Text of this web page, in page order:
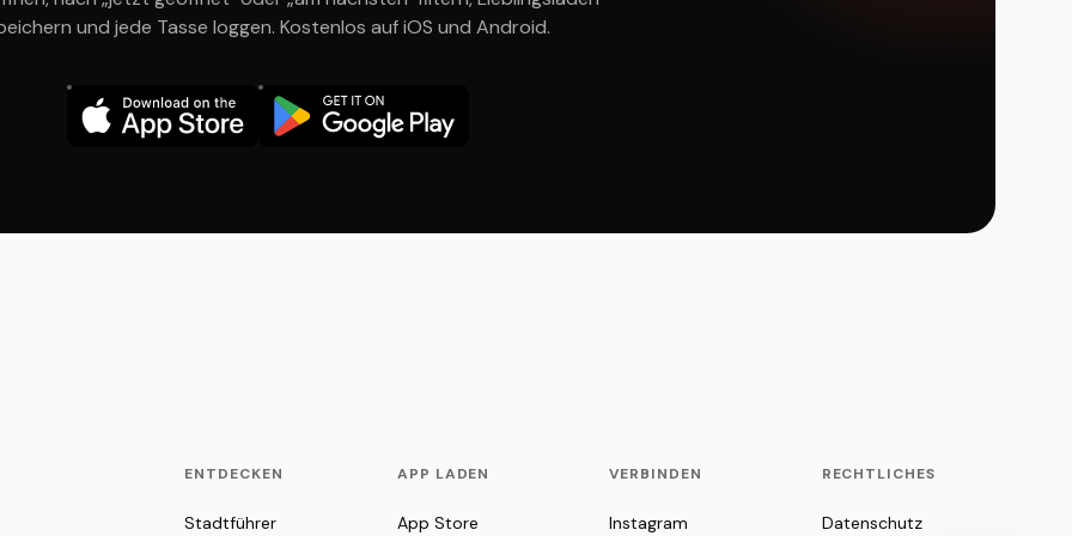
und jede Tasse loggen. Kostenlos auf iOS und Android.
ENTDECKEN
Stadtführer
APP LADEN
App Store
VERBINDEN
Instagram
RECHTLICHES
Datenschutz